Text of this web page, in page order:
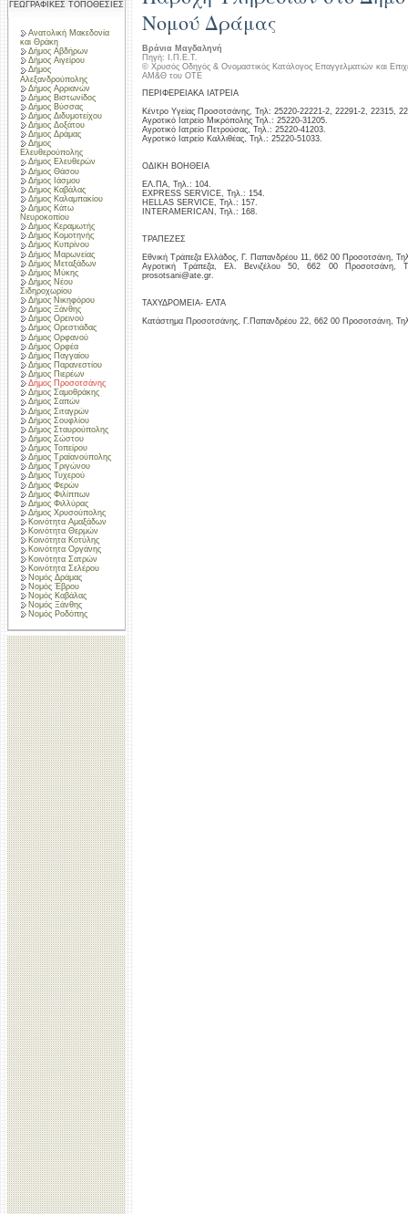
ΓΕΩΓΡΑΦΙΚΕΣ ΤΟΠΟΘΕΣΙΕΣ
Ανατολική Μακεδονία
και Θράκη
Δήμος Αβδήρων
Δήμος Αιγείρου
Δήμος
Αλεξανδρούπολης
Δήμος Αρριανών
Δήμος Βιστωνίδος
Δήμος Βύσσας
Δήμος Διδυμοτείχου
Δήμος Δοξάτου
Δήμος Δράμας
Δήμος
Ελευθερούπολης
Δήμος Ελευθερών
Δήμος Θάσου
Δήμος Ιάσμου
Δήμος Καβάλας
Δήμος Καλαμπακίου
Δήμος Κάτω
Νευροκοπίου
Δήμος Κεραμωτής
Δήμος Κομοτηνής
Δήμος Κυπρίνου
Δήμος Μαρωνείας
Δήμος Μεταξάδων
Δήμος Μύκης
Δήμος Νέου
Σιδηροχωρίου
Δήμος Νικηφόρου
Δήμος Ξάνθης
Δήμος Ορεινού
Δήμος Ορεστιάδας
Δήμος Ορφανού
Δήμος Ορφέα
Δήμος Παγγαίου
Δήμος Παρανεστίου
Δήμος Πιερέων
Δήμος Προσοτσάνης
Δήμος Σαμοθράκης
Δήμος Σαπών
Δήμος Σιταγρών
Δήμος Σουφλίου
Δήμος Σταυρούπολης
Δήμος Σώστου
Δήμος Τοπείρου
Δήμος Τραϊανούπολης
Δήμος Τριγώνου
Δήμος Τυχερού
Δήμος Φερών
Δήμος Φιλίππων
Δήμος Φιλλύρας
Δήμος Χρυσούπολης
Κοινότητα Αμαξάδων
Κοινότητα Θερμών
Κοινότητα Κοτύλης
Κοινότητα Οργάνης
Κοινότητα Σατρών
Κοινότητα Σελέρου
Νομός Δράμας
Νομός Έβρου
Νομός Καβάλας
Νομός Ξάνθης
Νομός Ροδόπης
Νομού Δράμας
Βράνια Μαγδαληνή
Πηγή: Ι.Π.Ε.Τ.
© Χρυσός Οδηγός & Ονομαστικός Κατάλογος Επαγγελματιών και
ΑΜ&Θ του ΟΤΕ
ΠΕΡΙΦΕΡΕΙΑΚΑ ΙΑΤΡΕΙΑ
Κέντρο Υγείας Προσοτσάνης, Τηλ: 25220-22221-2, 22291-2, 22315,
Αγροτικό Ιατρείο Μικρόπολης Τηλ.: 25220-31205.
Αγροτικό Ιατρείο Πετρούσας, Τηλ.: 25220-41203.
Αγροτικό Ιατρείο Καλλιθέας, Τηλ.: 25220-51033.
ΟΔΙΚΗ ΒΟΗΘΕΙΑ
ΕΛ.ΠΑ, Τηλ.: 104.
EXPRESS SERVICE, Τηλ.: 154.
HELLAS SERVICE, Τηλ.: 157.
INTERAMERICAN, Τηλ.: 168.
ΤΡΑΠΕΖΕΣ
Εθνική Τράπεζα Ελλάδος, Γ. Παπανδρέου 11, 662 00 Προσοτσάνη,
Αγροτική Τράπεζα, Eλ. Βενιζέλου 50, 662 00 Προσοτσάνη,
prosotsani@ate.gr.
ΤΑΧΥΔΡΟΜΕΙΑ- ΕΛΤΑ
Κατάστημα Προσοτσάνης, Γ.Παπανδρέου 22, 662 00 Προσοτσάνη,